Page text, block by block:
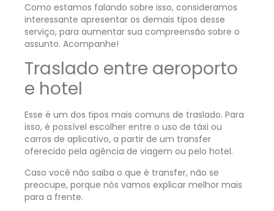
Como estamos falando sobre isso, consideramos
interessante apresentar os demais tipos desse
serviço, para aumentar sua compreensão sobre o
assunto. Acompanhe!
Traslado entre aeroporto
e hotel
Esse é um dos tipos mais comuns de traslado. Para
isso, é possível escolher entre o uso de táxi ou
carros de aplicativo, a partir de um transfer
oferecido pela agência de viagem ou pelo hotel.
Caso você não saiba o que é transfer, não se
preocupe, porque nós vamos explicar melhor mais
para a frente.